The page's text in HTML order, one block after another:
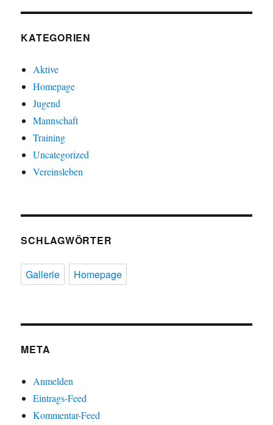
KATEGORIEN
Aktive
Homepage
Jugend
Mannschaft
Training
Uncategorized
Vereinsleben
SCHLAGWÖRTER
Gallerie Homepage
META
Anmelden
Eintrags-Feed
Kommentar-Feed